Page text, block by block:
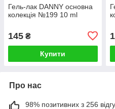
Гель-лак DANNY основна
колекція №199 10 ml
145 ₴
Купити
Про нас
98% позитивних з 256